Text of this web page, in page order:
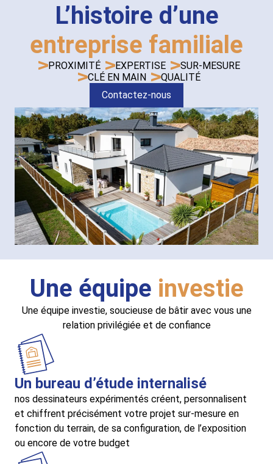
L’histoire d’une
entreprise familiale
PROXIMITÉ EXPERTISE
SUR-MESURE
CLÉ EN MAIN
QUALITÉ
Contactez-nous
Une équipe investie
Une équipe investie, soucieuse de bâtir avec vous une
relation privilégiée et de confiance
Un bureau d’étude internalisé
nos dessinateurs expérimentés créent, personnalisent
et chiffrent précisément votre projet sur-mesure en
fonction du terrain, de sa configuration, de l’exposition
ou encore de votre budget